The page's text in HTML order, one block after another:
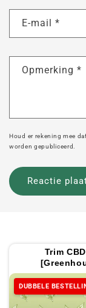
E-mail *
Opmerking *
Houd er rekening mee
worden gepubliceerd.
Trim CBD
DUBBELE